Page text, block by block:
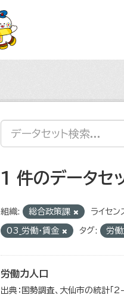
1 件のデータセ
組織: 総合政策課 ライセン
03_労働・賃金 タグ: 労
労働力人口
出典：国勢調査、大仙市の統計「